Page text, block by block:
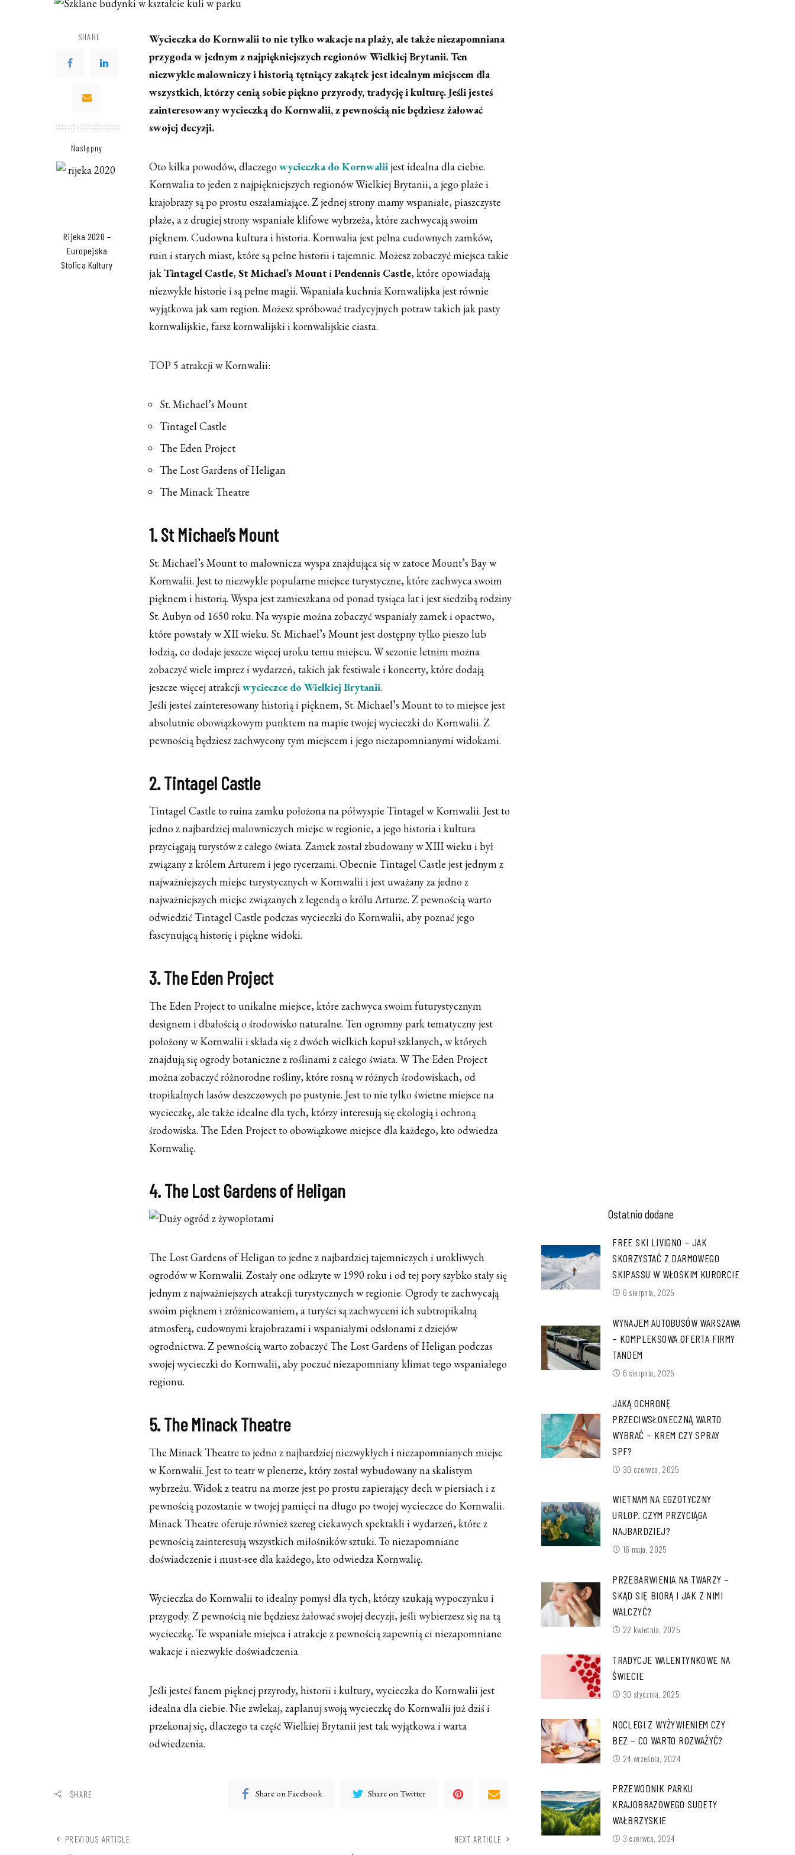
SHARE
Następny
Rijeka 2020 –
Europejska
Stolica Kultury
Wycieczka do Kornwalii to nie tylko wakacje na plaży, ale także niezapomniana
przygoda w jednym z najpiękniejszych regionów Wielkiej Brytanii. Ten
niezwykle malowniczy i historią tętniący zakątek jest idealnym miejscem dla
wszystkich, którzy cenią sobie piękno przyrody, tradycję i kulturę. Jeśli jesteś
zainteresowany wycieczką do Kornwalii, z pewnością nie będziesz żałować
swojej decyzji.
Oto kilka powodów, dlaczegowycieczka do Kornwaliijest idealna dla ciebie.
Kornwalia to jeden z najpiękniejszych regionów Wielkiej Brytanii, a jego plaże i
krajobrazy są po prostu oszałamiające. Z jednej strony mamy wspaniałe, piaszczyste
plaże, a z drugiej strony wspaniałe klifowe wybrzeża, które zachwycają swoim
pięknem. Cudowna kultura i historia. Kornwalia jest pełna cudownych zamków,
ruin i starych miast, które są pełne historii i tajemnic. Możesz zobaczyć miejsca takie
jakTintagel Castle,St Michael’s MountiPendennis Castle, które opowiadają
niezwykłe historie i są pełne magii. Wspaniała kuchnia Kornwalijska jest równie
wyjątkowa jak sam region. Możesz spróbować tradycyjnych potraw takich jak pasty
kornwalijskie, farsz kornwalijski i kornwalijskie ciasta.
TOP 5 atrakcji w Kornwalii:
St. Michael’s Mount
Tintagel Castle
The Eden Project
The Lost Gardens of Heligan
The Minack Theatre
1. St Michael’s Mount
St. Michael’s Mount to malownicza wyspa znajdująca się w zatoce Mount’s Bay w
Kornwalii. Jest to niezwykle popularne miejsce turystyczne, które zachwyca swoim
pięknem i historią. Wyspa jest zamieszkana od ponad tysiąca lat i jest siedzibą rodziny
St. Aubyn od 1650 roku. Na wyspie można zobaczyć wspaniały zamek i opactwo,
które powstały w XII wieku. St. Michael’s Mount jest dostępny tylko pieszo lub
łodzią, co dodaje jeszcze więcej uroku temu miejscu. W sezonie letnim można
zobaczyć wiele imprez i wydarzeń, takich jak festiwale i koncerty, które dodają
jeszcze więcej atrakcjiwycieczce do Wielkiej Brytanii.
Jeśli jesteś zainteresowany historią i pięknem, St. Michael’s Mount to to miejsce jest
absolutnie obowiązkowym punktem na mapie twojej wycieczki do Kornwalii. Z
pewnością będziesz zachwycony tym miejscem i jego niezapomnianymi widokami.
2. Tintagel Castle
Tintagel Castle to ruina zamku położona na półwyspie Tintagel w Kornwalii. Jest to
jedno z najbardziej malowniczych miejsc w regionie, a jego historia i kultura
przyciągają turystów z całego świata. Zamek został zbudowany w XIII wieku i był
związany z królem Arturem i jego rycerzami. Obecnie Tintagel Castle jest jednym z
najważniejszych miejsc turystycznych w Kornwalii i jest uważany za jedno z
najważniejszych miejsc związanych z legendą o królu Arturze. Z pewnością warto
odwiedzić Tintagel Castle podczas wycieczki do Kornwalii, aby poznać jego
fascynującą historię i piękne widoki.
3. The Eden Project
The Eden Project to unikalne miejsce, które zachwyca swoim futurystycznym
designem i dbałością o środowisko naturalne. Ten ogromny park tematyczny jest
położony w Kornwalii i składa się z dwóch wielkich kopuł szklanych, w których
znajdują się ogrody botaniczne z roślinami z całego świata. W The Eden Project
można zobaczyć różnorodne rośliny, które rosną w różnych środowiskach, od
tropikalnych lasów deszczowych po pustynie. Jest to nie tylko świetne miejsce na
wycieczkę, ale także idealne dla tych, którzy interesują się ekologią i ochroną
środowiska. The Eden Project to obowiązkowe miejsce dla każdego, kto odwiedza
Kornwalię.
4. The Lost Gardens of Heligan
The Lost Gardens of Heligan to jedne z najbardziej tajemniczych i urokliwych
ogrodów w Kornwalii. Zostały one odkryte w 1990 roku i od tej pory szybko stały się
jednym z najważniejszych atrakcji turystycznych w regionie. Ogrody te zachwycają
swoim pięknem i zróżnicowaniem, a turyści są zachwyceni ich subtropikalną
atmosferą, cudownymi krajobrazami i wspaniałymi odsłonami z dziejów
ogrodnictwa. Z pewnością warto zobaczyć The Lost Gardens of Heligan podczas
swojej wycieczki do Kornwalii, aby poczuć niezapomniany klimat tego wspaniałego
regionu.
5. The Minack Theatre
The Minack Theatre to jedno z najbardziej niezwykłych i niezapomnianych miejsc
w Kornwalii. Jest to teatr w plenerze, który został wybudowany na skalistym
wybrzeżu. Widok z teatru na morze jest po prostu zapierający dech w piersiach i z
pewnością pozostanie w twojej pamięci na długo po twojej wycieczce do Kornwalii.
Minack Theatre oferuje również szereg ciekawych spektakli i wydarzeń, które z
pewnością zainteresują wszystkich miłośników sztuki. To niezapomniane
doświadczenie i must-see dla każdego, kto odwiedza Kornwalię.
Wycieczka do Kornwalii to idealny pomysł dla tych, którzy szukają wypoczynku i
przygody. Z pewnością nie będziesz żałować swojej decyzji, jeśli wybierzesz się na tą
wycieczkę. Te wspaniałe miejsca i atrakcje z pewnością zapewnią ci niezapomniane
wakacje i niezwykłe doświadczenia.
Jeśli jesteś fanem pięknej przyrody, historii i kultury, wycieczka do Kornwalii jest
idealna dla ciebie. Nie zwlekaj, zaplanuj swoją wycieczkę do Kornwalii już dziś i
przekonaj się, dlaczego ta część Wielkiej Brytanii jest tak wyjątkowa i warta
odwiedzenia.
SHARE Share on Facebook Share on Twitter
PREVIOUS ARTICLE NEXT ARTICLE
Ostatnio dodane
FREE SKI LIVIGNO – JAK
SKORZYSTAĆ Z DARMOWEGO
SKIPASSU W WŁOSKIM KURORCIE
6 sierpnia, 2025
WYNAJEM AUTOBUSÓW WARSZAWA
– KOMPLEKSOWA OFERTA FIRMY
TANDEM
6 sierpnia, 2025
JAKĄ OCHRONĘ
PRZECIWSŁONECZNĄ WARTO
WYBRAĆ – KREM CZY SPRAY
SPF?
30 czerwca, 2025
WIETNAM NA EGZOTYCZNY
URLOP. CZYM PRZYCIĄGA
NAJBARDZIEJ?
16 maja, 2025
PRZEBARWIENIA NA TWARZY –
SKĄD SIĘ BIORĄ I JAK Z NIMI
WALCZYĆ?
22 kwietnia, 2025
TRADYCJE WALENTYNKOWE NA
ŚWIECIE
30 stycznia, 2025
NOCLEGI Z WYŻYWIENIEM CZY
BEZ – CO WARTO ROZWAŻYĆ?
24 września, 2024
PRZEWODNIK PARKU
KRAJOBRAZOWEGO SUDETY
WAŁBRZYSKIE
3 czerwca, 2024